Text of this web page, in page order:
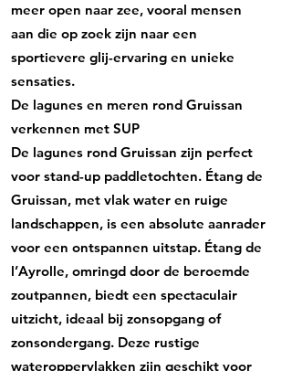
meer open naar zee, vooral mensen
aan die op zoek zijn naar een
sportievere glij-ervaring en unieke
sensaties.
De lagunes en meren rond Gruissan
verkennen met SUP
De lagunes rond Gruissan zijn perfect
voor stand-up paddletochten. Étang de
Gruissan, met vlak water en ruige
landschappen, is een absolute aanrader
voor een ontspannen uitstap. Étang de
l’Ayrolle, omringd door de beroemde
zoutpannen, biedt een spectaculair
uitzicht, ideaal bij zonsopgang of
zonsondergang. Deze rustige
wateroppervlakken zijn geschikt voor